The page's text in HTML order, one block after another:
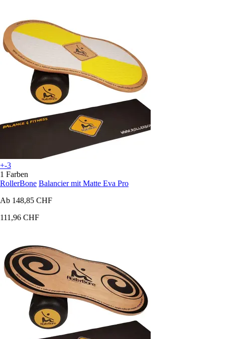
+-3
1 Farben
RollerBone Balancier mit Matte Eva Pro
Ab 148,85 CHF
111,96 CHF